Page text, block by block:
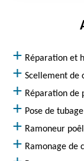
Réparation et
Scellement de
Réparation de
Pose de
Ramoneur
Ramonage de